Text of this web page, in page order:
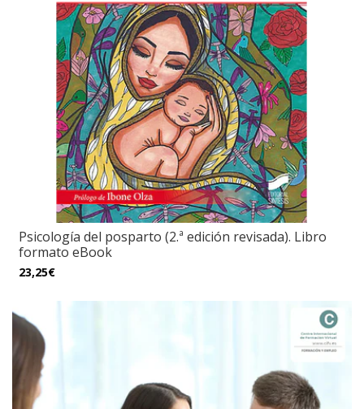
Psicología del posparto (2.ª edición revisada). Libro
formato eBook
23,25€